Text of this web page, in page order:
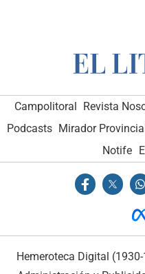
Campolitoral Revista
Podcasts Mirador Provincial
Notife
Hemeroteca Digital